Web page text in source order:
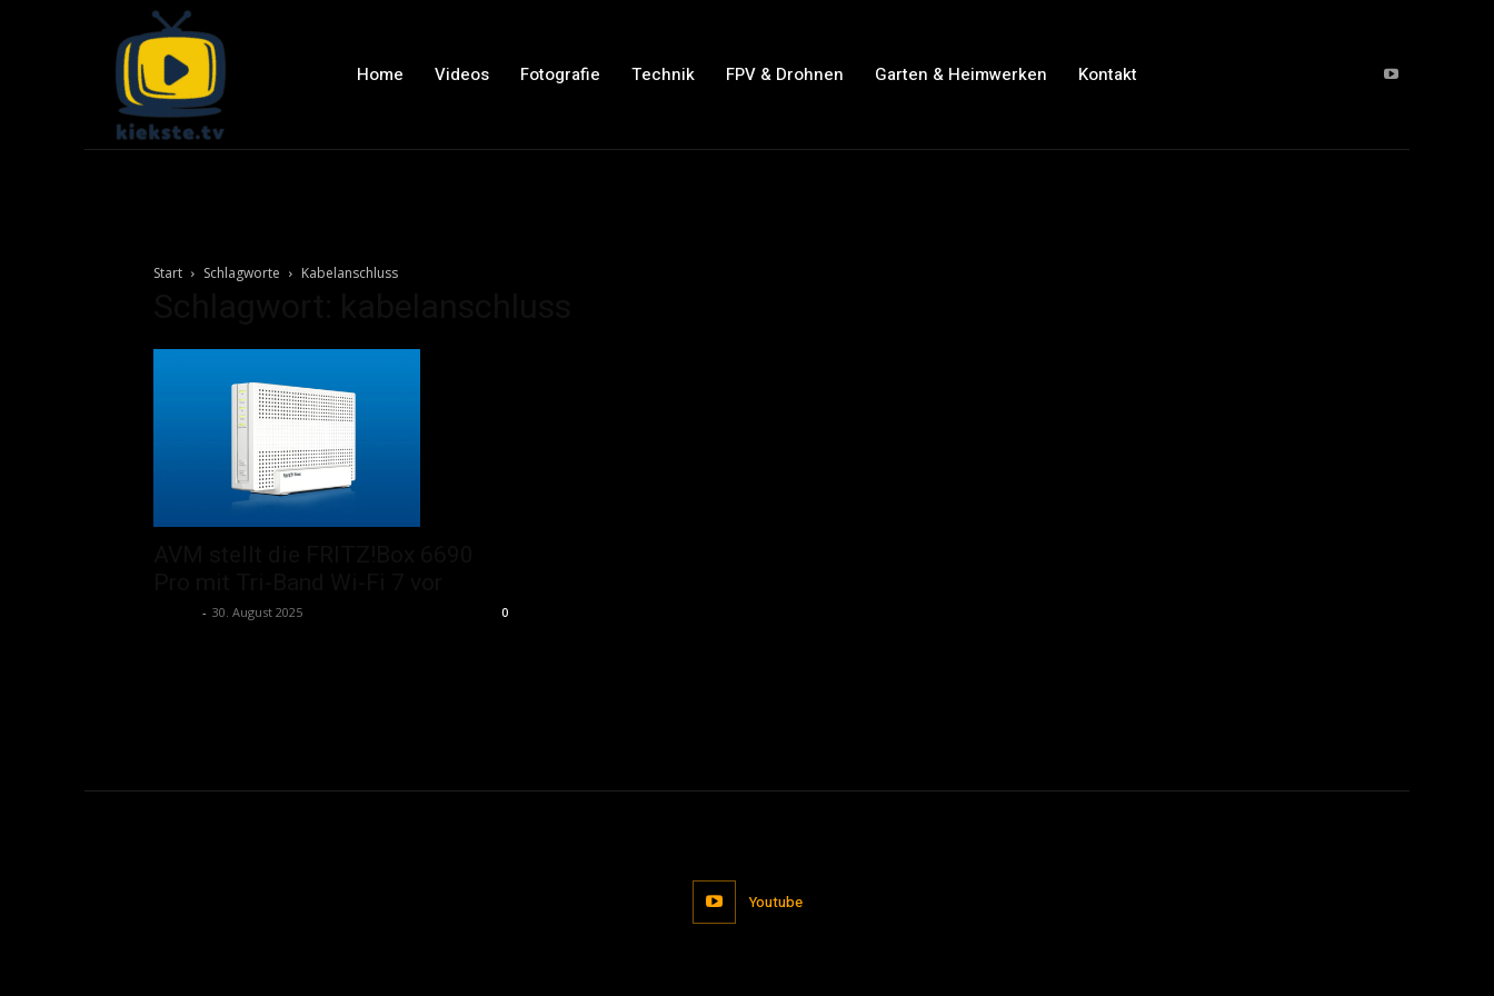
Home Videos Fotografie Technik FPV & Drohnen Garten & Heimwerken Kontakt
Start Schlagworte Kabelanschluss
- 30. August 2025 0
Youtube